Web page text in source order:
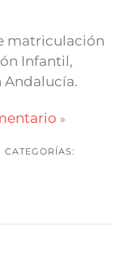
matriculación
Infantil,
Andalucía.
CATEGORÍAS: